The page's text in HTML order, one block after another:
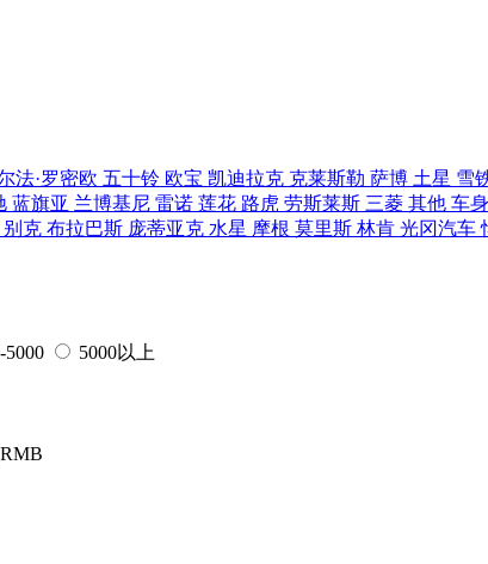
法·罗密欧 五十铃 欧宝 凯迪拉克 克莱斯勒 萨博 土星 雪
蓝旗亚 兰博基尼 雷诺 莲花 路虎 劳斯莱斯 三菱 其他 车身
别克 布拉巴斯 庞蒂亚克 水星 摩根 莫里斯 林肯 光冈汽车
5000 5000以上
RMB